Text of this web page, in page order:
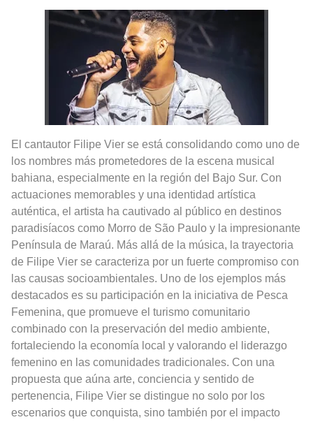
Que significan los cuadros de negras africanas?
El mundo del arte en pintura surrealista
El cantautor Filipe Vier se está consolidando como uno de
los nombres más prometedores de la escena musical
bahiana, especialmente en la región del Bajo Sur. Con
actuaciones memorables y una identidad artística
auténtica, el artista ha cautivado al público en destinos
paradisíacos como Morro de São Paulo y la impresionante
Península de Maraú. Más allá de la música, la trayectoria
de Filipe Vier se caracteriza por un fuerte compromiso con
las causas socioambientales. Uno de los ejemplos más
destacados es su participación en la iniciativa de Pesca
Femenina, que promueve el turismo comunitario
combinado con la preservación del medio ambiente,
fortaleciendo la economía local y valorando el liderazgo
femenino en las comunidades tradicionales. Con una
propuesta que aúna arte, conciencia y sentido de
pertenencia, Filipe Vier se distingue no solo por los
escenarios que conquista, sino también por el impacto